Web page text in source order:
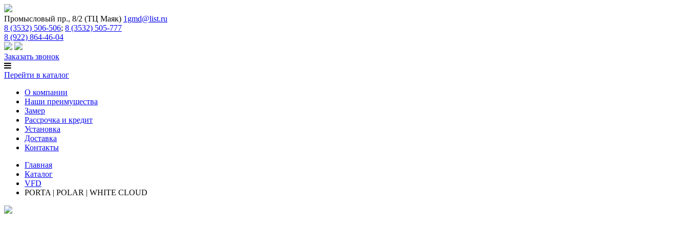
Промысловый пр., 8/2 (ТЦ Маяк) 1gmd@list.ru
8 (3532) 506-506; 8 (3532) 505-777
8 (922) 864-46-04
Заказать звонок
Перейти в каталог
О компании
Наши преимущества
Замер
Рассрочка и кредит
Установка
Доставка
Контакты
Главная
Каталог
VFD
PORTA | POLAR | WHITE CLOUD